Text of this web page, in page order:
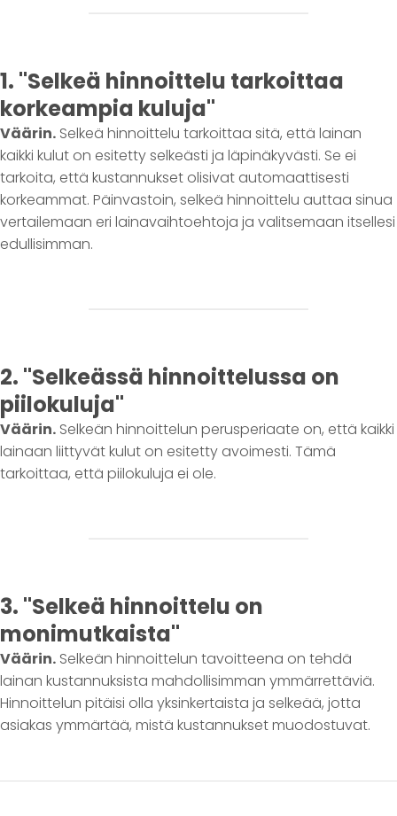
1. "Selkeä hinnoittelu tarkoittaa
korkeampia kuluja"
Väärin. Selkeä hinnoittelu tarkoittaa sitä, että lainan
kaikki kulut on esitetty selkeästi ja läpinäkyvästi. Se ei
tarkoita, että kustannukset olisivat automaattisesti
korkeammat. Päinvastoin, selkeä hinnoittelu auttaa sinua
vertailemaan eri lainavaihtoehtoja ja valitsemaan itsellesi
edullisimman.
2. "Selkeässä hinnoittelussa on
piilokuluja"
Väärin. Selkeän hinnoittelun perusperiaate on, että kaikki
lainaan liittyvät kulut on esitetty avoimesti. Tämä
tarkoittaa, että piilokuluja ei ole.
3. "Selkeä hinnoittelu on
monimutkaista"
Väärin. Selkeän hinnoittelun tavoitteena on tehdä
lainan kustannuksista mahdollisimman ymmärrettäviä.
Hinnoittelun pitäisi olla yksinkertaista ja selkeää, jotta
asiakas ymmärtää, mistä kustannukset muodostuvat.